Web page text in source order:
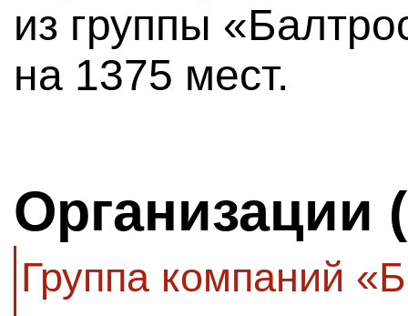
из группы
на 1375 мест.
Организации
Группа компаний